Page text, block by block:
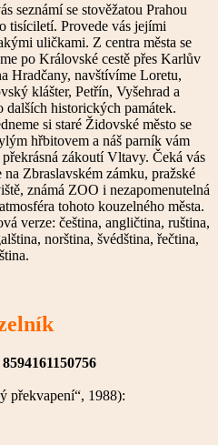
seznámí se stověžatou Prahou
tisíciletí. Provede vás jejími
uličkami. Z centra města se
po Královské cestě přes Karlův
Hradčany, navštívíme Loretu,
klášter, Petřín, Vyšehrad a
dalších historických památek.
si staré Židovské město se
hřbitovem a náš parník vám
zákoutí Vltavy. Čeká vás
na Zbraslavském zámku, pražské
známá ZOO i nezapomenutelná
tohoto kouzelného města.
verze: čeština, angličtina, ruština,
norština, švédština, řečtina,
překvapení“, 1988):